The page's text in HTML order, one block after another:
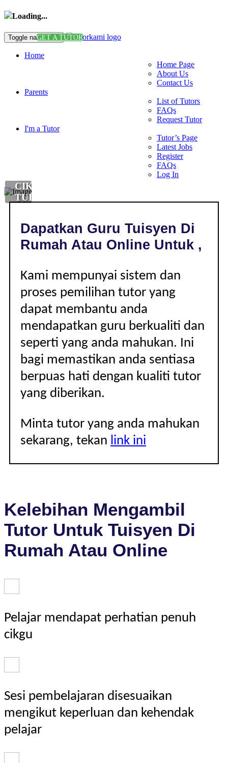
Loading...
Toggle navigationGET A TUTOR
Home
Home Page
About Us
Contact Us
Parents
List of Tutors
FAQs
Request Tutor
I'm a Tutor
Tutor’s Page
Latest Jobs
Register
FAQs
Log In
CIKGU
TUISYEN
Dapatkan Guru Tuisyen Di
Rumah Atau Online Untuk ,
Kami mempunyai sistem dan
proses pemilihan tutor yang
dapat membantu anda
mendapatkan guru berkualiti dan
seperti yang anda mahukan. Ini
bagi memastikan anda sentiasa
berpuas hati dengan kualiti tutor
yang diberikan.
Minta tutor yang anda mahukan
sekarang, tekan link ini
Kelebihan Mengambil
Tutor Untuk Tuisyen Di
Rumah Atau Online
Pelajar mendapat perhatian penuh
cikgu
Sesi pembelajaran disesuaikan
mengikut keperluan dan kehendak
pelajar